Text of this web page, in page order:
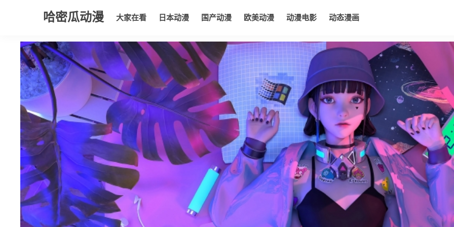
哈密瓜动漫 大家在看 日本动漫 国产动漫 欧美动漫 动漫电影 动态漫画
大家在看 日本动漫 国产动漫 欧美动漫 动漫电影 动态漫画